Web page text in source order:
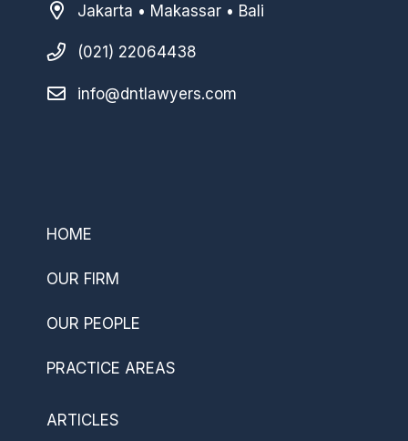
Jakarta • Makassar • Bali
(021) 22064438
info@dntlawyers.com
HOME
OUR FIRM
OUR PEOPLE
PRACTICE AREAS
ARTICLES